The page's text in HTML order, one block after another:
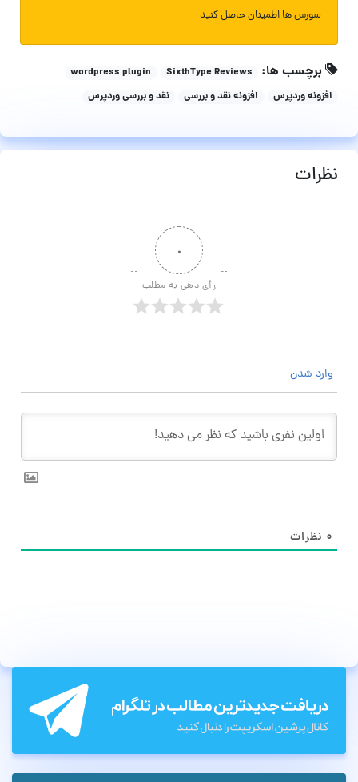
سورس ها اطمینان حاصل کنید
برچسب ها: SixthType Reviews
wordpress plugin
افزونه وردپرس
افزونه نقد و بررسی نقد و بررسی وردپرس
نظرات
۰
رأی دهی به مطلب
وارد شدن
۰ نظرات